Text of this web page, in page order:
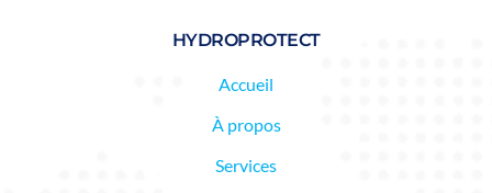
HYDROPROTECT
Accueil
À propos
Services